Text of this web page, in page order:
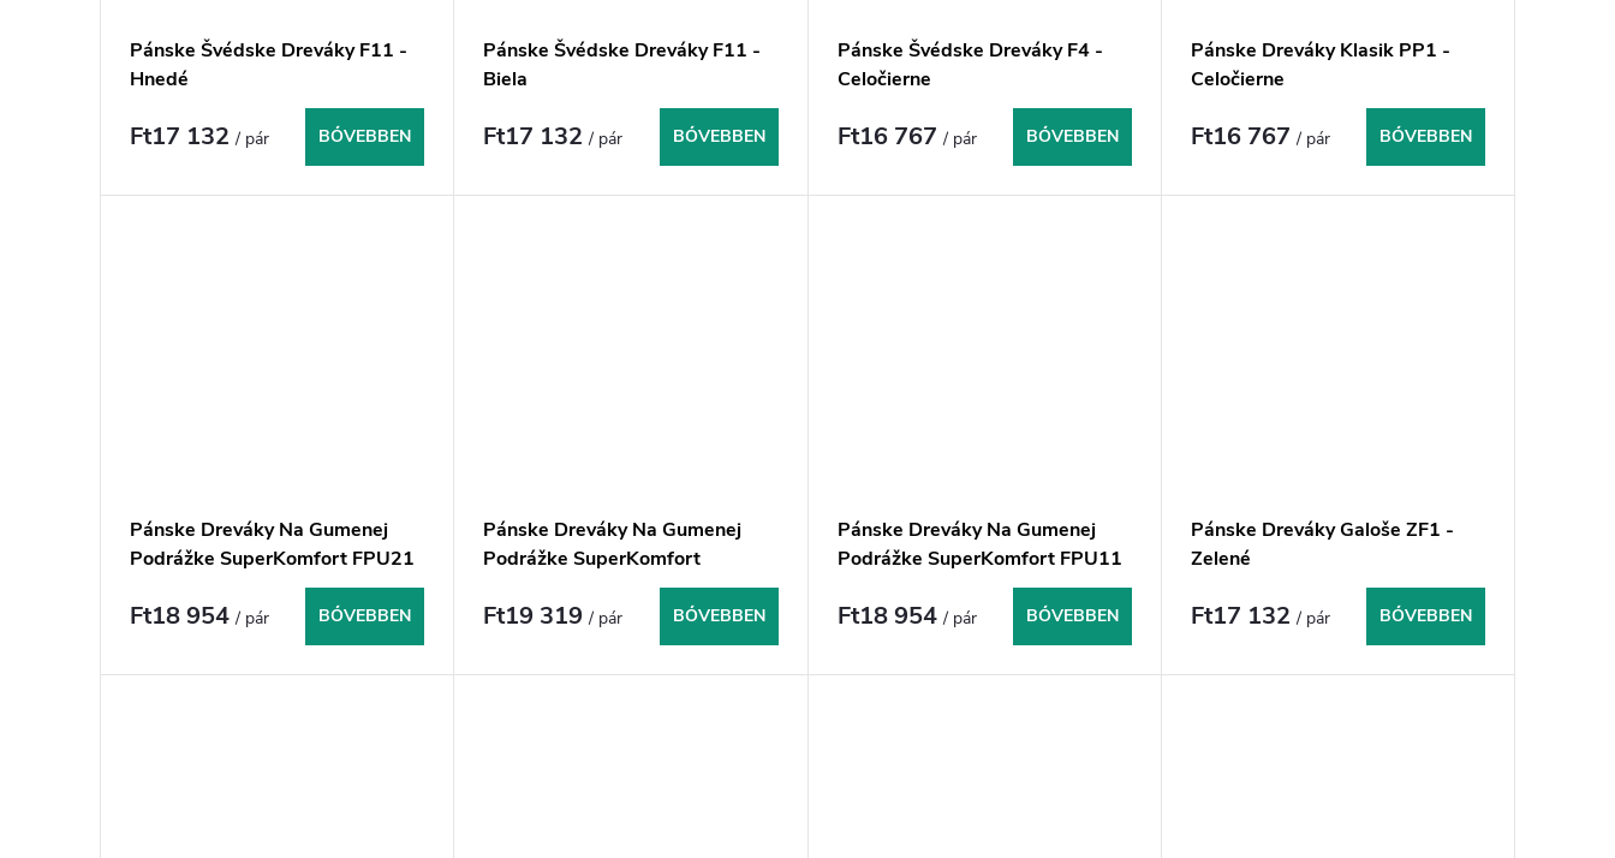
Pánske Švédske Dreváky F11 -
Hnedé
Ft17 132/ pár BŐVEBBEN
Pánske Švédske Dreváky F11 -
Biela
Ft17 132/ pár BŐVEBBEN
Pánske Švédske Dreváky F4 -
Celočierne
Ft16 767/ pár BŐVEBBEN
Pánske Dreváky Klasik PP1 -
Celočierne
Ft16 767/ pár BŐVEBBEN
Pánske Dreváky Na Gumenej
Podrážke SuperKomfort FPU21
- Tmavomodroočierne
Ft18 954/ pár BŐVEBBEN
Pánske Dreváky Na Gumenej
Podrážke SuperKomfort
Ft19 319/ pár BŐVEBBEN
Pánske Dreváky Na Gumenej
Podrážke SuperKomfort FPU11
Ft18 954/ pár BŐVEBBEN
Pánske Dreváky Galoše ZF1 -
Zelené
Ft17 132/ pár BŐVEBBEN